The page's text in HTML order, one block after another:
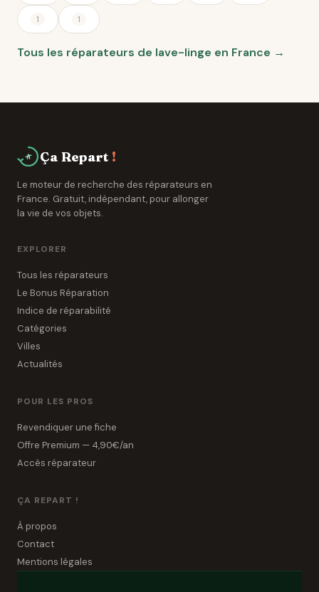
1 1
Tous les réparateurs de lave-linge en France →
Ça Repart !
Le moteur de recherche des réparateurs en
France. Gratuit, indépendant, pour allonger
la vie de vos objets.
EXPLORER
Tous les réparateurs
Le Bonus Réparation
Indice de réparabilité
Catégories
Villes
Actualités
POUR LES PROS
Revendiquer une fiche
Offre Premium — 4,90€/an
Accès réparateur
ÇA REPART !
À propos
Contact
Mentions légales